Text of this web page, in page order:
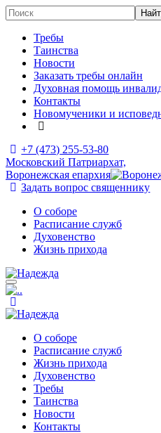
Требы
Таинства
Новости
Заказать требы онлайн
Духовная помощь
Контакты
Новомученики и
+7 (473) 255-53-80
Московский Патриархат,
Воронежская епархия
Задать вопрос священнику
О соборе
Расписание служб
Духовенство
Жизнь прихода
О соборе
Расписание служб
Жизнь прихода
Духовенство
Требы
Таинства
Новости
Контакты